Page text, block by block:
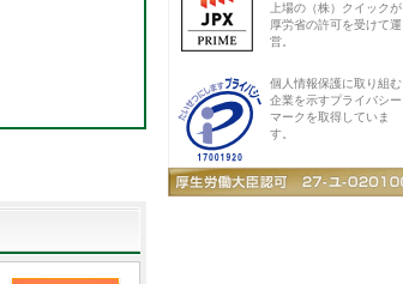
上場の（株）クイックが
厚労省の許可を受けて運
営。
個人情報保護に取り組む
企業を示すプライバシー
マークを取得していま
す。